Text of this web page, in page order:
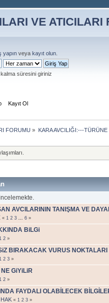
yapın veya kayıt olun
kalma süresini giriniz
Kayıt Ol
FORUMU » KARA AVCILIĞI:---
AVCILARININ TANIŞMA VE
« 1 2 3 6 »
BiLGi
1 2 »
BIRAKACAK VURUS NOKTALARI
1 2 3 »
NE GiYiLiR
1 2 »
FAYDALI OLABİLECEK
« 1 2 3 »